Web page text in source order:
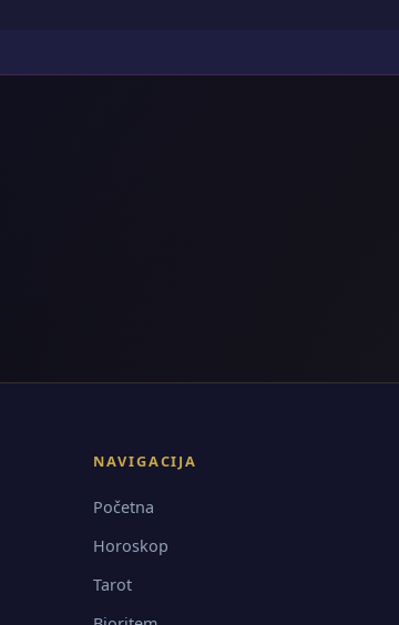
NAVIGACIJA
Početna
Horoskop
Tarot